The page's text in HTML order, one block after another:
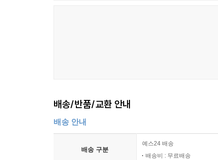
배송/반품/교환 안내
배송 안내
배송 구분
예스24 배송
배송비 : 무료배송